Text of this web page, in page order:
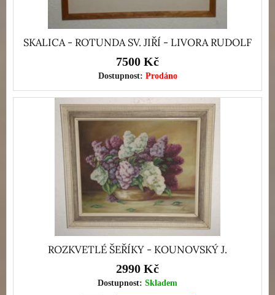
SKALICA - ROTUNDA SV. JIŘÍ - LIVORA RUDOLF
7500 Kč
Dostupnost: Prodáno
ROZKVETLÉ ŠEŘÍKY - KOUNOVSKÝ J.
2990 Kč
Dostupnost: Skladem